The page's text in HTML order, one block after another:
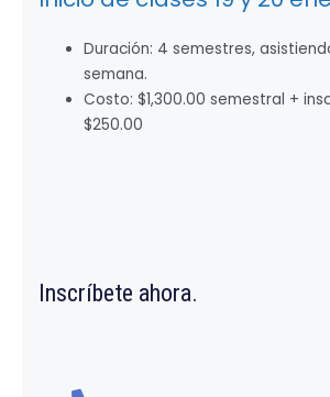
Duración: 4 semestres,
semana.
Costo: $1,300.00 semestral +
$250.00
Inscríbete ahora.